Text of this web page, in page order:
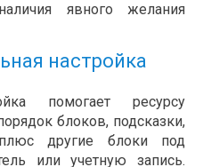
явного желания
настройка
помогает ресурсу
блоков, подсказки,
другие блоки под
или учетную запись.